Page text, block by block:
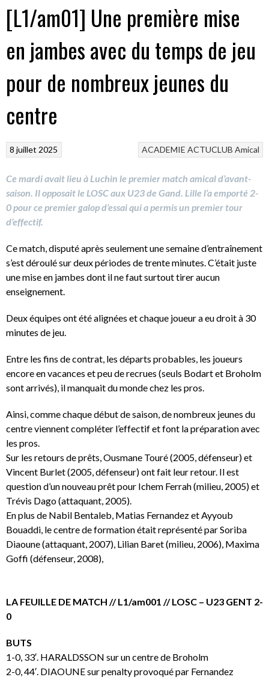
[L1/am01] Une première mise
en jambes avec du temps de jeu
pour de nombreux jeunes du
centre
ACADEMIE ACTUCLUB Amical
8 juillet 2025
Ce mardi avait lieu à Luchin le premier match amical d’avant-
saison. Il opposait le LOSC aux U23 de Gand. Lille l’a emporté 2-
0 pour ce premier galop d’essai qui a permis un premier tour
d’effectif.
Ce match, disputé après seulement une semaine d’entraînement
s’est déroulé sur deux périodes de trente minutes. C’était juste
une mise en jambes dont il ne faut surtout tirer aucun
enseignement.
Deux équipes ont été alignées et chaque joueur a eu droit à 30
minutes de jeu.
Entre les fins de contrat, les départs probables, les joueurs
encore en vacances et peu de recrues (seuls Bodart et Broholm
sont arrivés), il manquait du monde chez les pros.
Ainsi, comme chaque début de saison, de nombreux jeunes du
centre viennent compléter l’effectif et font la préparation avec
les pros.
Sur les retours de prêts, Ousmane Touré (2005, défenseur) et
Vincent Burlet (2005, défenseur) ont fait leur retour. Il est
question d’un nouveau prêt pour Ichem Ferrah (milieu, 2005) et
Trévis Dago (attaquant, 2005).
En plus de Nabil Bentaleb, Matias Fernandez et Ayyoub
Bouaddi, le centre de formation était représenté par Soriba
Diaoune (attaquant, 2007), Lilian Baret (milieu, 2006), Maxima
Goffi (défenseur, 2008),
LA FEUILLE DE MATCH // L1/am001 // LOSC – U23 GENT 2-
0
BUTS
1-0, 33′. HARALDSSON sur un centre de Broholm
2-0, 44′. DIAOUNE sur penalty provoqué par Fernandez